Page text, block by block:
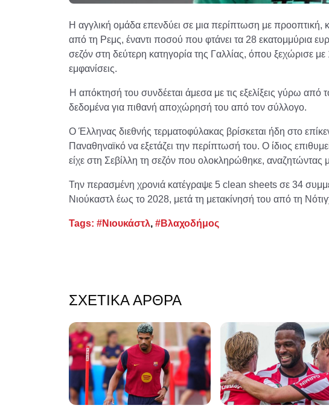
Η αγγλική ομάδα επενδύει σε μια περίπτωση με προοπτική,
από τη Ρεμς, έναντι ποσού που φτάνει τα 28 εκατομμύρια
σεζόν στη δεύτερη κατηγορία της Γαλλίας, όπου ξεχώρισε
εμφανίσεις.
Η απόκτησή του συνδέεται άμεσα με τις εξελίξεις γύρω
δεδομένα για πιθανή αποχώρησή του από τον σύλλογο.
Ο Έλληνας διεθνής τερματοφύλακας βρίσκεται ήδη στο
Παναθηναϊκό να εξετάζει την περίπτωσή του. Ο ίδιος
είχε στη Σεβίλλη τη σεζόν που ολοκληρώθηκε, αναζητώντας
Την περασμένη χρονιά κατέγραψε 5 clean sheets σε 34
Νιούκαστλ έως το 2028, μετά τη μετακίνησή του από τη
Tags: #Νιουκάστλ, #Βλαχοδήμος
ΣΧΕΤΙΚΆ ΆΡΘΡΑ